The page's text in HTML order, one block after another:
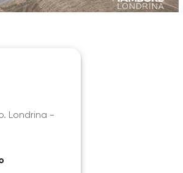
Londrina -